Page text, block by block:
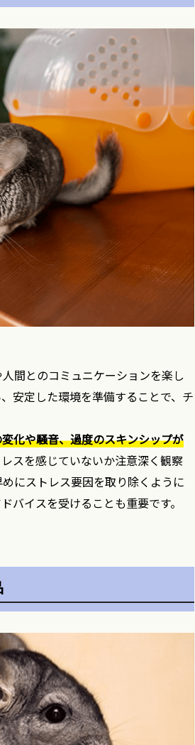
間とのコミュニケーションを楽し
安定した環境を準備することで、チ
化や騒音、過度のスキンシップが
スを感じていないか注意深く観察
にストレス要因を取り除くように
バイスを受けることも重要です。